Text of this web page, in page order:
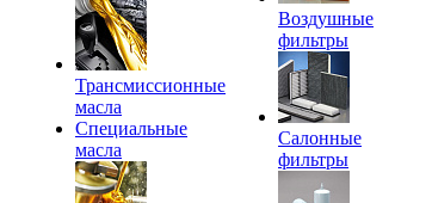
Трансмиссионные
масла
Специальные
масла
Воздушные
фильтры
Салонные
фильтры